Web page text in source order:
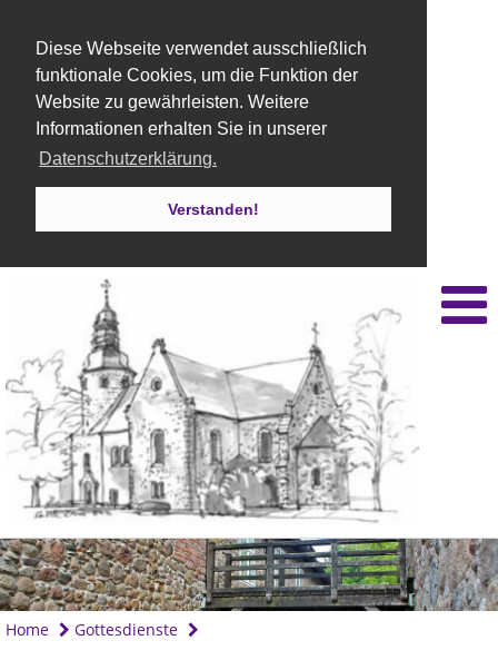
Diese Webseite verwendet ausschließlich
funktionale Cookies, um die Funktion der
Website zu gewährleisten. Weitere
Informationen erhalten Sie in unserer
Datenschutzerklärung.
Verstanden!
Home Gottesdienste